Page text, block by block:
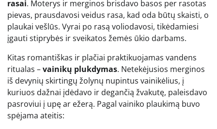
rasai. Moterys ir merginos brisdavo basos per rasotas
pievas, prausdavosi veidus rasa, kad oda būtų skaisti, o
plaukai vešlūs. Vyrai po rasą voliodavosi, tikėdamiesi
įgauti stiprybės ir sveikatos žemės ūkio darbams.
Kitas romantiškas ir plačiai praktikuojamas vandens
ritualas –vainikų plukdymas. Netekėjusios merginos
iš devynių skirtingų žolynų nupintus vainikėlius, į
kuriuos dažnai įdėdavo ir degančią žvakutę, paleisdavo
pasroviui į upę ar ežerą. Pagal vainiko plaukimą buvo
spėjama ateitis: